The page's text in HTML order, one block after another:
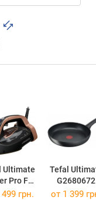
Ultimate
Pro FV
Tefal
G2680672
грн. от 1 399